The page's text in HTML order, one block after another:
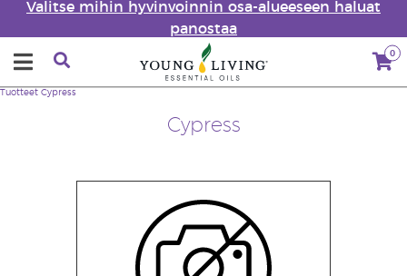
Valitse mihin hyvinvoinnin osa-alueeseen haluat
panostaa
0
Cypress
Tuotteet Cypress